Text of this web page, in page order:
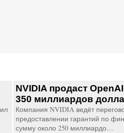
NVIDIA продаст
350 миллиардов
Компания NVIDIA ведёт
предоставлении гарантий по
сумму около 250 миллиардо…